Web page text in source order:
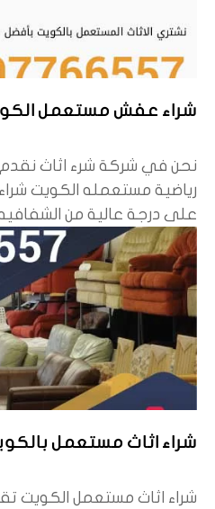
شراء عفش مستعمل الكويت
نحن في شركة شرء اثاث
رياضية مستعمله الكويت
على درجة عالية من
شراء اثاث مستعمل بالكويت
شراء اثاث مستعمل الكويت